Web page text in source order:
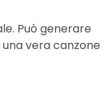
Può generare
vera canzone